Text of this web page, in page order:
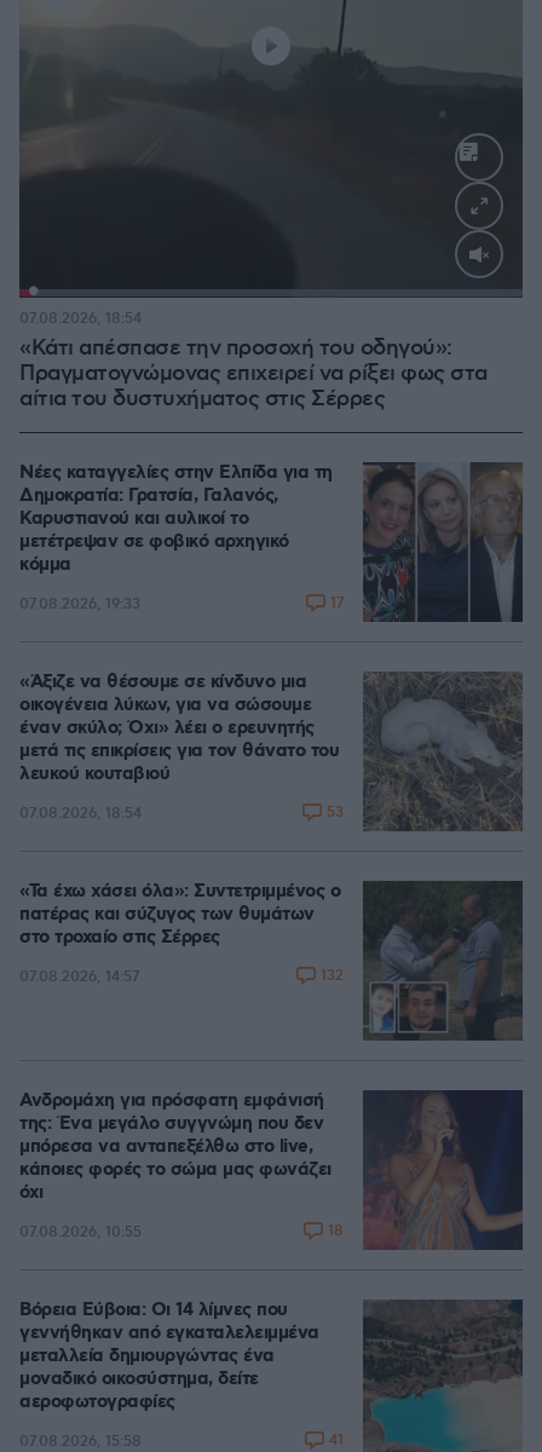
Loaded:
«Κάτι απέσπασε την προσοχή του οδηγού»:
Πραγματογνώμονας επιχειρεί να ρίξει φως στα
αίτια του δυστυχήματος στις Σέρρες
07.08.2026, 18:54
Νέες καταγγελίες στην Ελπίδα για τη
Δημοκρατία: Γρατσία, Γαλανός,
Καρυστιανού και αυλικοί το
μετέτρεψαν σε φοβικό αρχηγικό
κόμμα
07.08.2026, 19:33 17
«Άξιζε να θέσουμε σε κίνδυνο μια
οικογένεια λύκων, για να σώσουμε
έναν σκύλο; Όχι» λέει ο ερευνητής
μετά τις επικρίσεις για τον θάνατο του
λευκού κουταβιού
07.08.2026, 18:54 53
«Τα έχω χάσει όλα»: Συντετριμμένος ο
πατέρας και σύζυγος των θυμάτων
στο τροχαίο στις Σέρρες
07.08.2026, 14:57 132
Ανδρομάχη για πρόσφατη εμφάνισή
της: Ένα μεγάλο συγγνώμη που δεν
μπόρεσα να ανταπεξέλθω στο live,
κάποιες φορές το σώμα μας φωνάζει
όχι
07.08.2026, 10:55 18
Βόρεια Εύβοια: Οι 14 λίμνες που
γεννήθηκαν από εγκαταλελειμμένα
μεταλλεία δημιουργώντας ένα
μοναδικό οικοσύστημα, δείτε
αεροφωτογραφίες
07.08.2026, 15:58 41